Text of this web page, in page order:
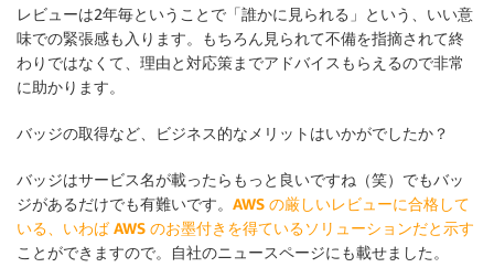
レビューは2年毎ということで「誰かに見られる」という、いい意
味での緊張感も入ります。もちろん見られて不備を指摘されて終
わりではなくて、理由と対応策までアドバイスもらえるので非常
に助かります。
バッジの取得など、ビジネス的なメリットはいかがでしたか？
バッジはサービス名が載ったらもっと良いですね（笑）でもバッ
ジがあるだけでも有難いです。 AWS の厳しいレビューに合格して
いる、いわば AWS のお墨付きを得ているソリューションだと示す
ことができますので。自社のニュースページにも載せました。